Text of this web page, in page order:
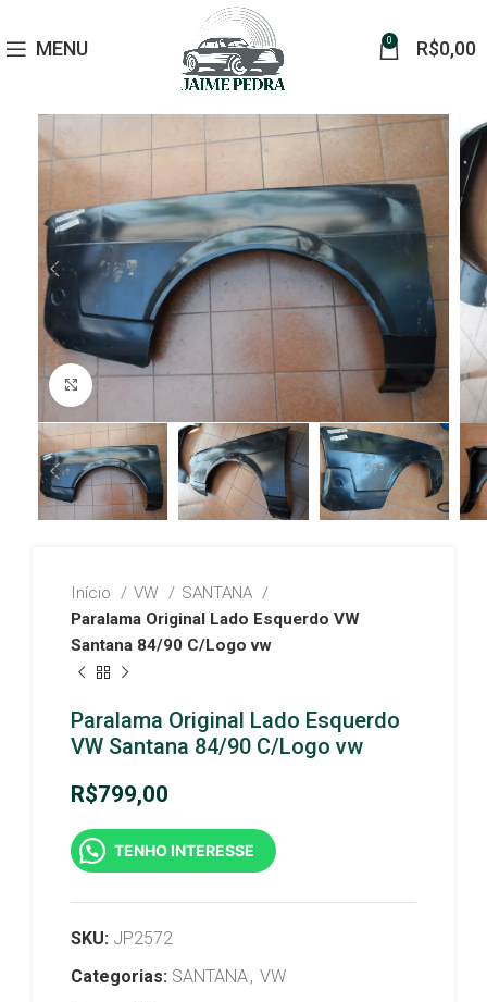
MENU 0 R$0,00
Início VW
SANTANA
Paralama Original Lado Esquerdo VW
Santana 84/90 C/Logo vw
Paralama Original Lado Esquerdo
VW Santana 84/90 C/Logo vw
R$799,00
TENHO INTERESSE
SKU: JP2572
Categorias: SANTANA, VW